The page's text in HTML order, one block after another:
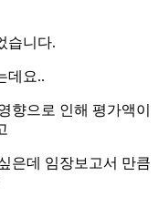
습니다.
데요..
향으로 인해 평가액이
은데 임장보고서 만큼